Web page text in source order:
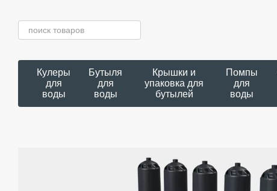
Кулеры
для
воды
Бутыля
для
воды
Крышки и
упаковка для
бутылей
Помпы
для
воды